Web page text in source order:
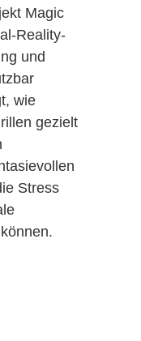
Magic
Reality-
und
wie
gezielt
Stress